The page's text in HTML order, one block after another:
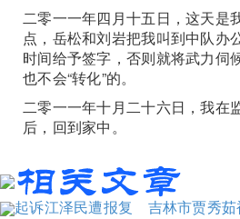
二零一一年四月十五日，这天是
点，岳松和刘岩把我叫到中队办
时间给予签字，否则就将武力伺
也不会“转化”的。
二零一一年十月二十六日，我在
后，回到家中。
起诉江泽民遭报复 吉林市贾秀茹